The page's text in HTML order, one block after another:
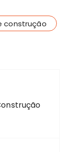
construção